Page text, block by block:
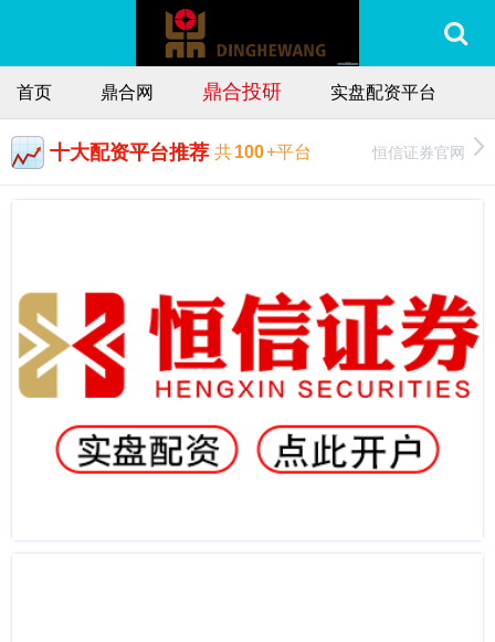
首页 鼎合网 鼎合投研 实盘配资平台
十大配资平台推荐 共100+平台 恒信证券官网